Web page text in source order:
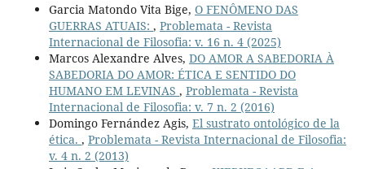
Garcia Matondo Vita Bige, O FENÔMENO DAS
GUERRAS ATUAIS: , Problemata - Revista
Internacional de Filosofia: v. 16 n. 4 (2025)
Marcos Alexandre Alves, DO AMOR A SABEDORIA À
SABEDORIA DO AMOR: ÉTICA E SENTIDO DO
HUMANO EM LEVINAS , Problemata - Revista
Internacional de Filosofia: v. 7 n. 2 (2016)
Domingo Fernández Agis, El sustrato ontológico de la
ética. , Problemata - Revista Internacional de Filosofia:
v. 4 n. 2 (2013)